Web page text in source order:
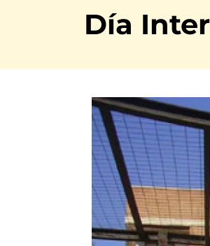
navegación
Día